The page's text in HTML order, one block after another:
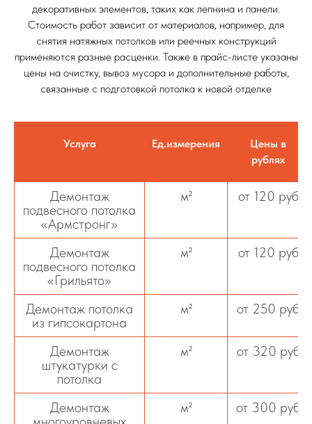
декоративных элементов, таких как лепнина и панели.
Стоимость работ зависит от материалов, например, для
снятия натяжных потолков или реечных конструкций
применяются разные расценки. Также в прайс-листе указаны
цены на очистку, вывоз мусора и дополнительные работы,
связанные с подготовкой потолка к новой отделке
Услуга Ед.измерения
Цены в
рублях
Демонтаж
подвесного потолка
«Армстронг»
м² от 120 руб
Демонтаж
подвесного потолка
«Грильято»
м² от 120 руб
Демонтаж потолка
из гипсокартона
м² от 250 руб
Демонтаж
штукатурки с
потолка
м² от 320 руб
Демонтаж
м² от 300 руб